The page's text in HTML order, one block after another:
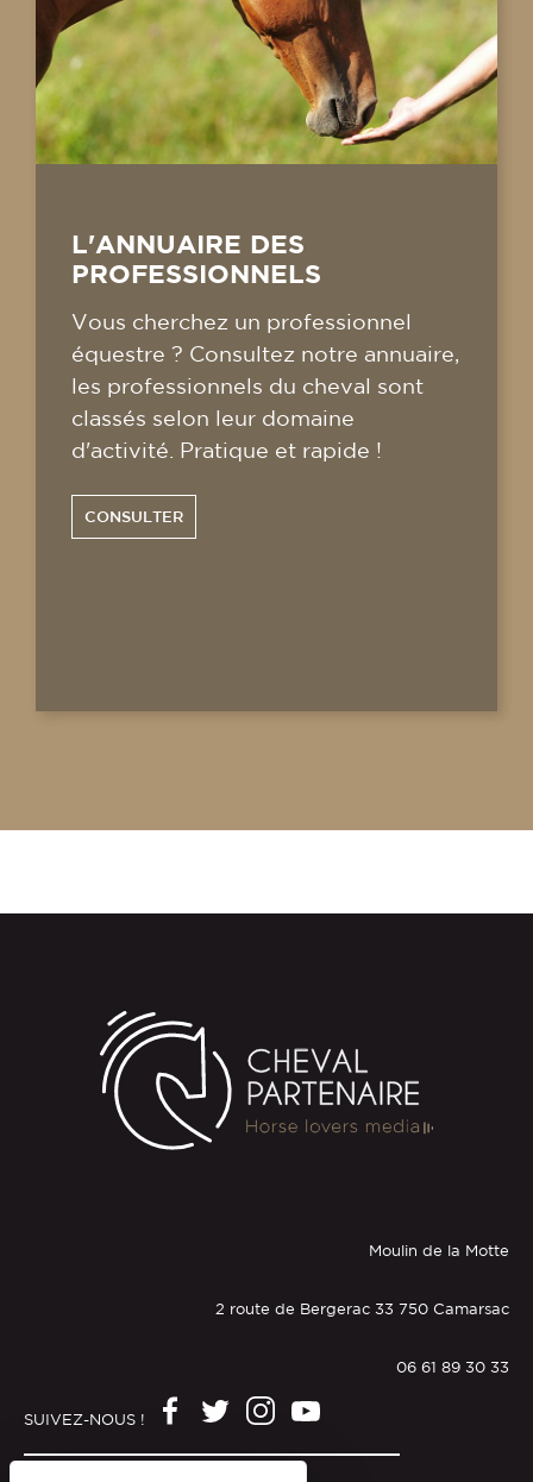
L'ANNUAIRE DES
PROFESSIONNELS
Vous cherchez un professionnel
équestre ? Consultez notre annuaire,
les professionnels du cheval sont
classés selon leur domaine
d'activité. Pratique et rapide !
CONSULTER
Moulin de la Motte
2 route de Bergerac 33 750 Camarsac
06 61 89 30 33
SUIVEZ-NOUS !